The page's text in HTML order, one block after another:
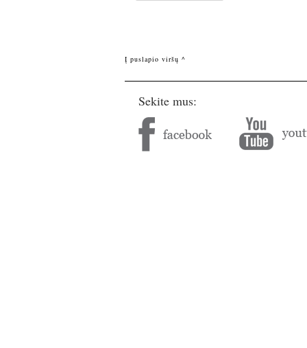
Į puslapio viršų ^
Sekite mus: